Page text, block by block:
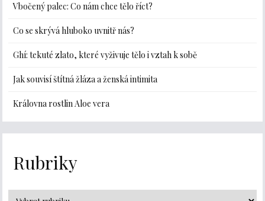
Vbočený palec: Co nám chce tělo říct?
Co se skrývá hluboko uvnitř nás?
Ghí: tekuté zlato, které vyživuje tělo i vztah k sobě
Jak souvisí štítná žláza a ženská intimita
Královna rostlin Aloe vera
Rubriky